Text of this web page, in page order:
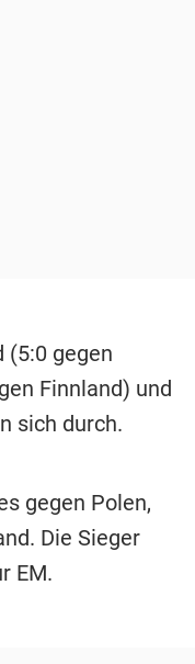
(5:0 gegen
Finnland) und
sich durch.
gegen Polen,
Die Sieger
EM.